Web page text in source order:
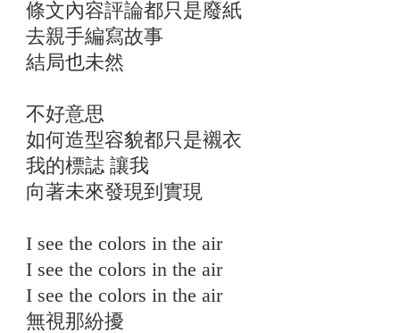
條文內容評論都只是廢紙
去親手編寫故事
結局也未然
不好意思
如何造型容貌都只是襯衣
我的標誌 讓我
向著未來發現到實現
I see the colors in the air
I see the colors in the air
I see the colors in the air
無視那紛擾